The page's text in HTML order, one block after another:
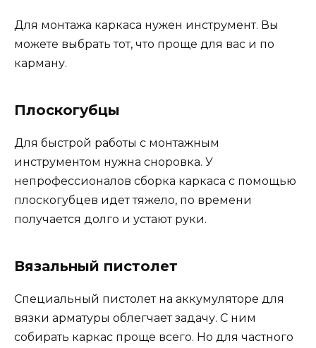
Для монтажа каркаса нужен инструмент. Вы
можете выбрать тот, что проще для вас и по
карману.
Плоскогубцы
Для быстрой работы с монтажным
инструментом нужна сноровка. У
непрофессионалов сборка каркаса с помощью
плоскогубцев идет тяжело, по времени
получается долго и устают руки.
Вязальный пистолет
Специальный пистолет на аккумуляторе для
вязки арматуры облегчает задачу. С ним
собирать каркас проще всего. Но для частного